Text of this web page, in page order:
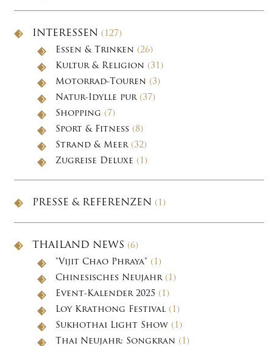
INTERESSEN (127)
Essen & Trinken (26)
Kultur & Religion (31)
Motorrad-Touren (3)
Natur-Idylle pur(37)
Shopping (7)
Sport & Fitness (8)
Strand & Meer(32)
Zugreise Deluxe (1)
PRESSE & REFERENZEN (1)
THAILAND NEWS (6)
"Vijit Chao Phraya" (1)
Chinesisches Neujahr(1)
Event-Kalender 2025 (1)
Loy Krathong Festival (1)
Sukhothai Light Show (1)
Thai Neujahr: Songkran (1)